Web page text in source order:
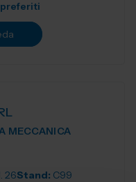
MECCANICA
26Stand: C99